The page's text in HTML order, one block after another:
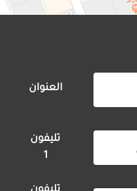
العنوان
تليفون
1